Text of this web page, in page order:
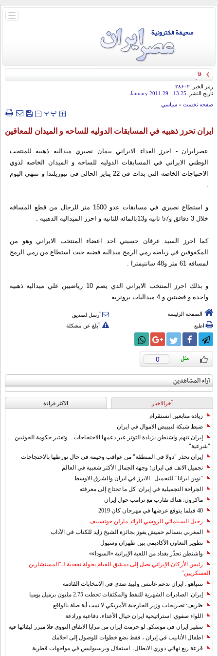
باز
قائد الحرس الثوري: إيران ستدمر أمريكا وإسرائيل والسعودية إذا تجاوزت خطوط طهران
الحمراء
رمز الخبر: ۲۸۶۰۲
تأريخ النشر: 13:25
- 29 January 2011
صفحه نخست » سياسي
‍‍‍ پپ
ايران تحرز ذهبيه في المسابقات الدوليه للساحه و الميدان للمعاقين
عصرايران - احرز العداء الايراني بيمان نصيري ميداليه ذهبيه للمنتخب
الوطني الايراني في المسابقات الدوليه للساحه و الميدان الخاصه لذوي
الاحتياجات الخاصه التي بدات في 22 يناير الحالي في نيوزيلندا و تنتهي اليوم
.
و استطاع نصيري في مسابقات عدو 1500 متر للرجال من قطع المسافه
خلال 3 دقائق و57 ثانيه و13بالمائه للثانيه و احرز الميداليه الذهبيه .
كما احرز السيد عرفان حسيني احد اعضاء المنتخب الايراني وهو من
المكفوفين في رياضه رمي الرمح ميداليه فضيه حيث استطاع من رمي الرمح
لمسافه 61 متر و48 سانتيمترا .
و بذلك احرز المنتخب الايراني الذي يضم 10 رياضيين علي ميداليه ذهبيه
واحده و فضيتين و 4 ميداليات برونزيه .
الصفحة الرئيسة
أرسل لصديق
اطبع
أبلغ عن مشكلة
0
آراء المشاهدين
آخرالاخبار الاکثر قراءة
زيادة متابعين انستقرام
ضبط شبكة لتبييض الاموال في ايران
إيران تتهم واشنطن بزيادة التوتر عبر دعمها الاحتجاجات... وتعتبر حكومة الحوثيين
"شرعية"
إيران تحذر "دولا في المنطقة" من عواقب وخيمة في حال تورطها بالاحتجاجات
تجميل الانف في ايران؛ وجهة الجمال الأكثر شعبية في العالم
"نوين ايرانا" للتجميل ..الابرز في ايران والشرق الاوسط
الجراحة التجميلية في إيران: كل ما تحتاج إلى معرفته
ماكرون: هناك تقارب مع ترامب حول إيران
40 فيلما يتوقع عرضها في مهرجان كان 2019
رحيل السينمائي الروسي الرائد مارلن خوتسييف
المغربي بنسالم حميش يفوز بجائزة الشيخ زايد للكتاب في الآداب
تطوير التعاون الأكاديمي بين طهران وسيول
واشنطن تحذّر بغداد من اللعبة الإيرانية «السوداء»
رئيس الأركان الإيراني يصل إلى دمشق للقيام بجولة تفقدية لـ"المستشارين
العسكريين"
نتنياهو : ايران تدعم غانتس ولبيد ضدي في الانتخابات القادمة
إيران: الصادرات الشهریة للنفط والمكثفات تخطت 2.75 مليون برميل يوميا
ظريف: تصريحات وزير الخارجية الأمريكي لا تمت أية صلة بالواقع
اللواء صفوي: استراتيجية ايران حيال الأعداء، دفاعية ورادعة
سفير ايران في موسكو: لو حرمت ايران من مزايا الاتفاق النووي فلا مبرر لبقائها فيه
اطفال الأنابيب في إيران ، فقط بضع خطوات للوصول إلى احلامك
قرعة ربع نهائي دوري الابطال.. استقلال وبرسبوليس في مواجهات قطرية